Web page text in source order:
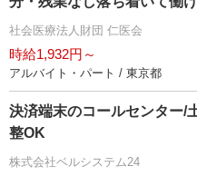
社会医療法人財団 仁医会
時給1,932円～
アルバイト・パート / 東京都
決済端末のコールセンター/
整OK
株式会社ベルシステム24